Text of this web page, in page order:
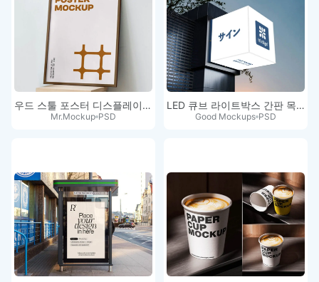
우드 스툴 포스터 디스플레이 목업
Mr.Mockup PSD
LED 큐브 라이트박스 간판 목업 PSD
Good Mockups PSD